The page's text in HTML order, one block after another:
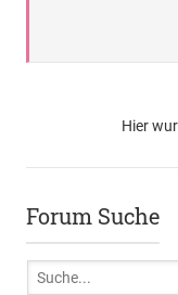
Hier
Forum Suche